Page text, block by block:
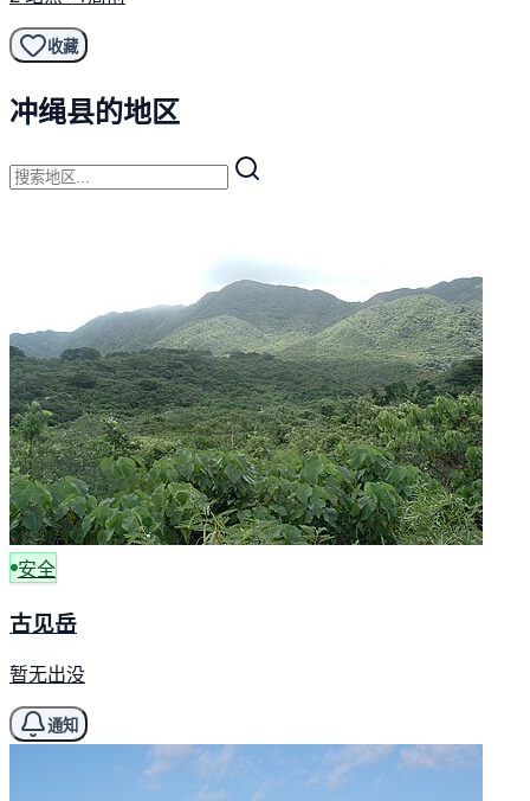
收藏
冲绳县的地区
安全
古见岳
暂无出没
通知